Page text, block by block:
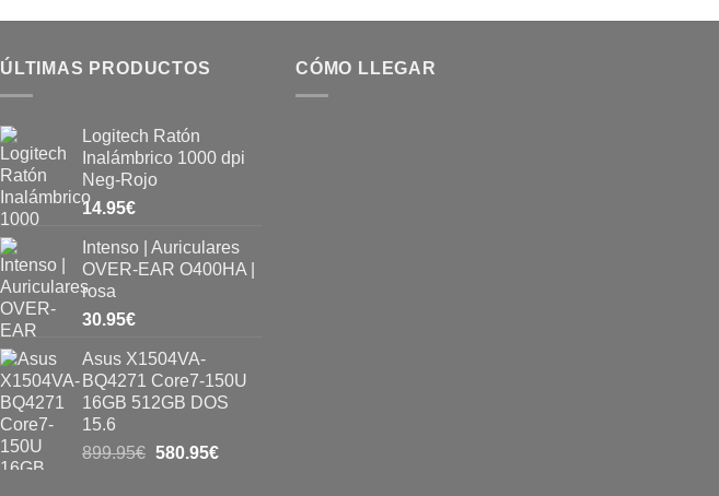
ÚLTIMAS PRODUCTOS
Logitech Ratón
Inalámbrico 1000 dpi
Neg-Rojo
14.95€
Intenso | Auriculares
OVER-EAR O400HA |
rosa
30.95€
Asus X1504VA-
BQ4271 Core7-150U
16GB 512GB DOS
15.6
899.95€ 580.95€
CÓMO LLEGAR